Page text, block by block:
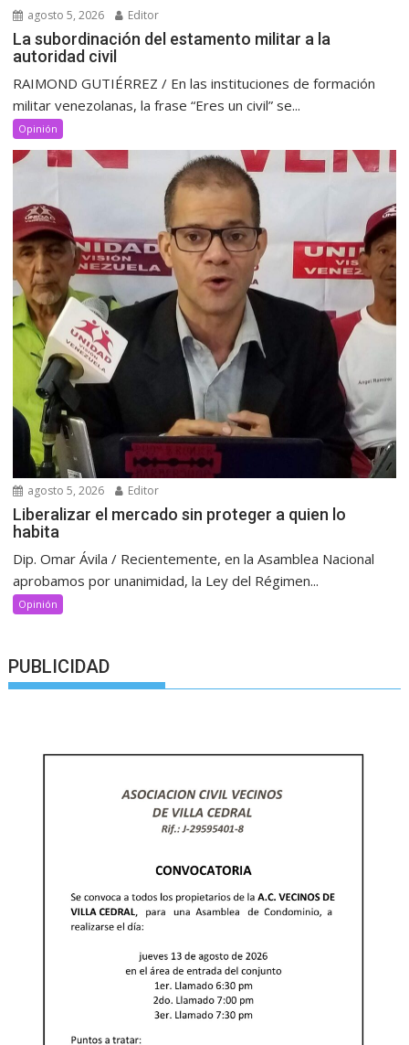
agosto 5, 2026 Editor
La subordinación del estamento militar a la
autoridad civil
RAIMOND GUTIÉRREZ / En las instituciones de formación
militar venezolanas, la frase “Eres un civil” se...
Opinión
agosto 5, 2026 Editor
Liberalizar el mercado sin proteger a quien lo
habita
Dip. Omar Ávila / Recientemente, en la Asamblea Nacional
aprobamos por unanimidad, la Ley del Régimen...
Opinión
PUBLICIDAD